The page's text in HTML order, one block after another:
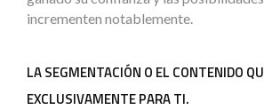
incrementen notablemente.
LA SEGMENTACIÓN O EL CONTENIDO
EXCLUSIVAMENTE PARA TI.